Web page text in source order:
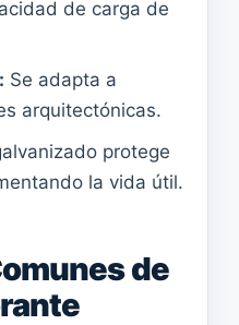
de carga de
Se adapta a
arquitectónicas.
protege
la vida útil.
de